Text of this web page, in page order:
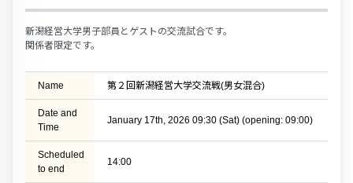
新潟経営大学男子部員とゲストの交流試合です。
関係者限定です。
Name 第２回新潟経営大学交流戦(男女混合)
Date and
Time
January 17th, 2026 09:30 (Sat) (opening: 09:00)
Scheduled
to end
14:00